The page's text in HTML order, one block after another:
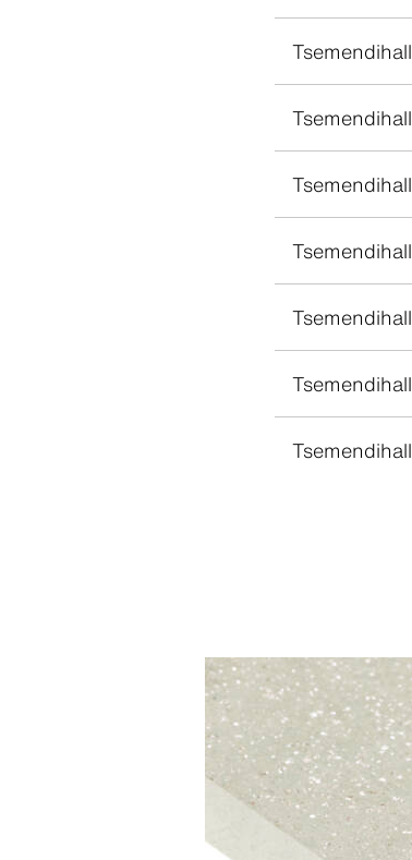
Tsemendihall
Tsemendihall
Tsemendihall
Tsemendihall
Tsemendihall
Tsemendihall
Tsemendihall